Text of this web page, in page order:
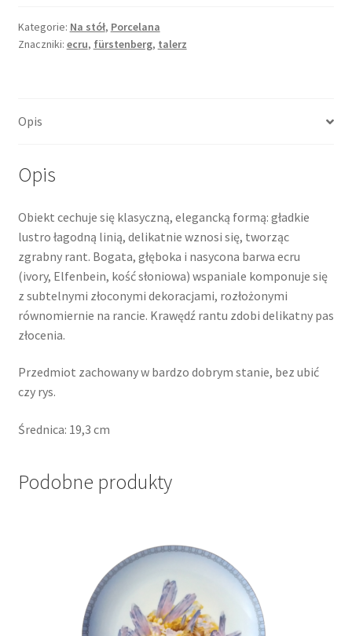
ze
złoceniami,
Kategorie: Na stół, Porcelana
Znaczniki: ecru, fürstenberg, talerz
Opis
Opis
Obiekt cechuje się klasyczną, elegancką formą: gładkie
lustro łagodną linią, delikatnie wznosi się, tworząc
zgrabny rant. Bogata, głęboka i nasycona barwa ecru
(ivory, Elfenbein, kość słoniowa) wspaniale komponuje się
z subtelnymi złoconymi dekoracjami, rozłożonymi
równomiernie na rancie. Krawędź rantu zdobi delikatny pas
złocenia.
Przedmiot zachowany w bardzo dobrym stanie, bez ubić
czy rys.
Średnica: 19,3 cm
Podobne produkty